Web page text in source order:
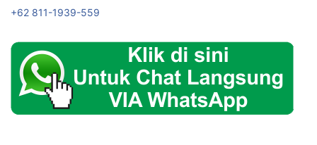
+62 811-1939-559